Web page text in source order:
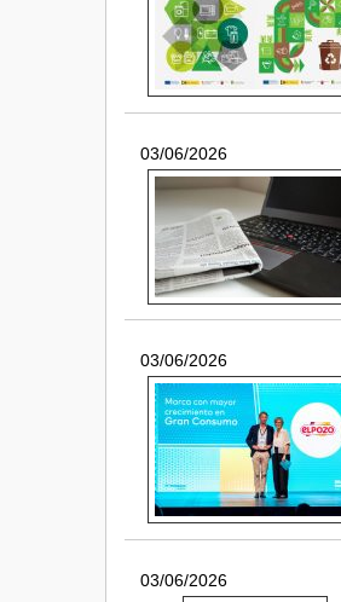
03/06/2026
03/06/2026
03/06/2026